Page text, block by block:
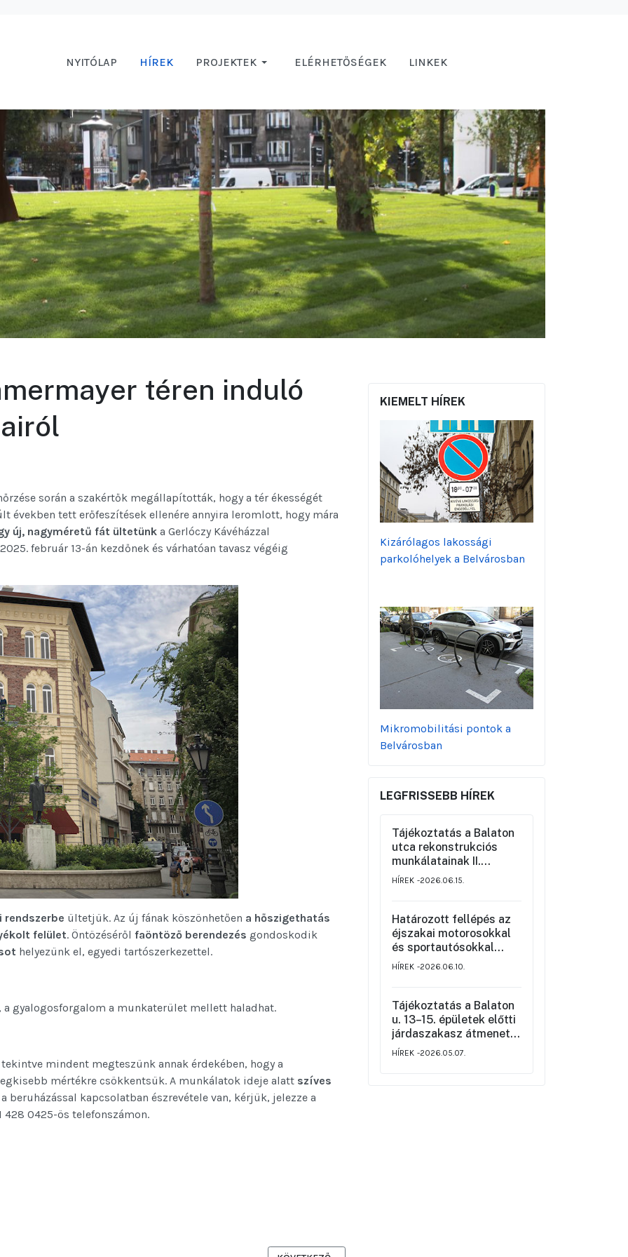
NYITÓLAP HÍREK PROJEKTEK ELÉRHETŐSÉGEK LINKEK
téren induló
során a szakértők megállapították, hogy a tér ékességét
években tett erőfeszítések ellenére annyira leromlott, hogy mára
új, nagyméretű fát ültetünk a Gerlóczy Kávéházzal
február 13-án kezdőnek és várhatóan tavasz végéig
ültetjük. Az új fának köszönhetően a hőszigethatás
felület. Öntözéséről faöntöző berendezés gondoskodik
helyezünk el, egyedi tartószerkezettel.
gyalogosforgalom a munkaterület mellett haladhat.
mindent megteszünk annak érdekében, hogy a
mértékre csökkentsük. A munkálatok ideje alatt szíves
beruházással kapcsolatban észrevétele van, kérjük, jelezze a
0425-ös telefonszámon.
KIEMELT HÍREK
Kizárólagos lakossági
parkolóhelyek a Belvárosban
Mikromobilitási pontok a
Belvárosban
LEGFRISSEBB HÍREK
Tájékoztatás a Balaton
utca rekonstrukciós
munkálatainak II.
üteméről a Szemere
valamint a környék
ideiglenes forgalmi
rendjéről
HÍREK 2026.06.15.
Határozott fellépés az
éjszakai motorosokkal
és sportautósokkal
szemben
HÍREK 2026.06.10.
Tájékoztatás a Balaton
u. 13–15. épületek előtti
járdaszakasz átmeneti
korlátozásáról
HÍREK 2026.05.07.